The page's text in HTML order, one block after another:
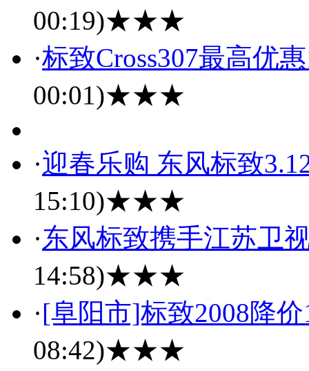
00:19)★★★
·标致Cross307最高优
00:01)★★★
·迎春乐购 东风标致
15:10)★★★
·东风标致携手江苏卫
14:58)★★★
·[阜阳市]标致2008降
08:42)★★★